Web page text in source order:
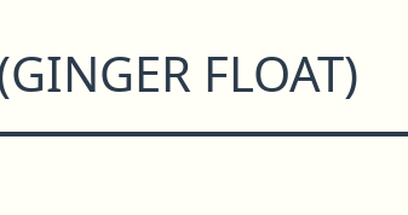
GINGER FLOAT)